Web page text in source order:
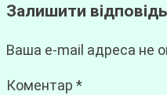
Залишити відповідь
Ваша e-mail адреса не
Коментар *